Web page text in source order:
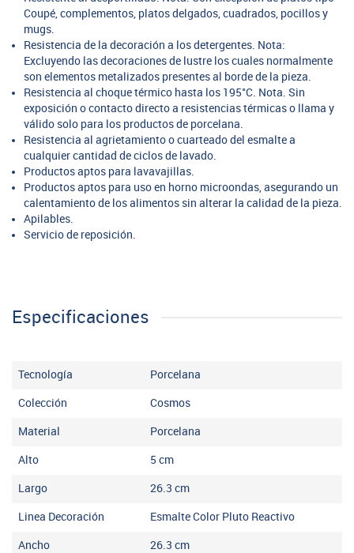
Coupé, complementos, platos delgados, cuadrados, pocillos y
mugs.
Resistencia de la decoración a los detergentes. Nota:
Excluyendo las decoraciones de lustre los cuales normalmente
son elementos metalizados presentes al borde de la pieza.
Resistencia al choque térmico hasta los 195°C. Nota. Sin
exposición o contacto directo a resistencias térmicas o llama y
válido solo para los productos de porcelana.
Resistencia al agrietamiento o cuarteado del esmalte a
cualquier cantidad de ciclos de lavado.
Productos aptos para lavavajillas.
Productos aptos para uso en horno microondas, asegurando un
calentamiento de los alimentos sin alterar la calidad de la pieza.
Apilables.
Servicio de reposición.
Especificaciones
Tecnología Porcelana
Colección Cosmos
Material Porcelana
Alto 5 cm
Largo 26.3 cm
Linea Decoración Esmalte Color Pluto Reactivo
Ancho 26.3 cm